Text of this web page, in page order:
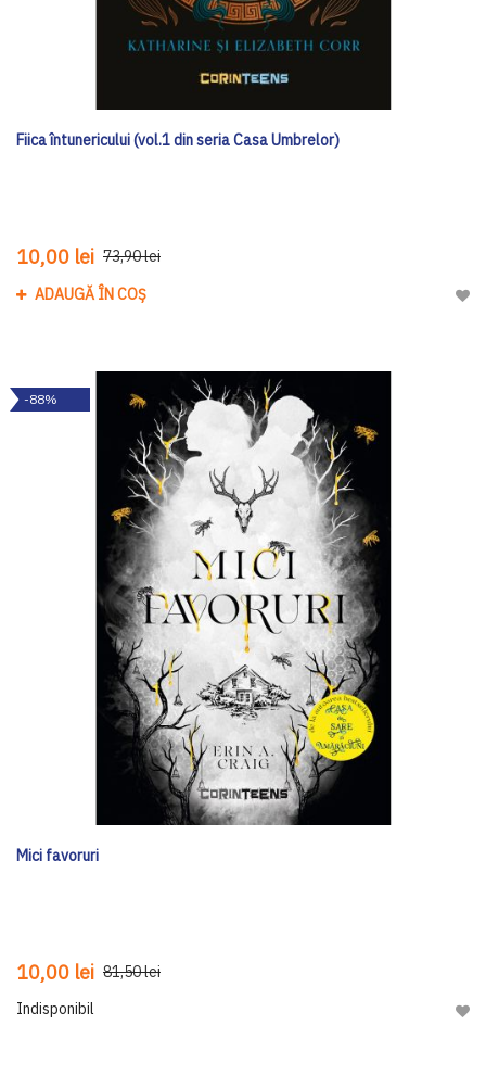
Fiica întunericului (vol.1 din seria Casa Umbrelor)
10,00 lei 73,90 lei
ADAUGĂ ÎN COȘ
-88%
Mici favoruri
10,00 lei 81,50 lei
Indisponibil